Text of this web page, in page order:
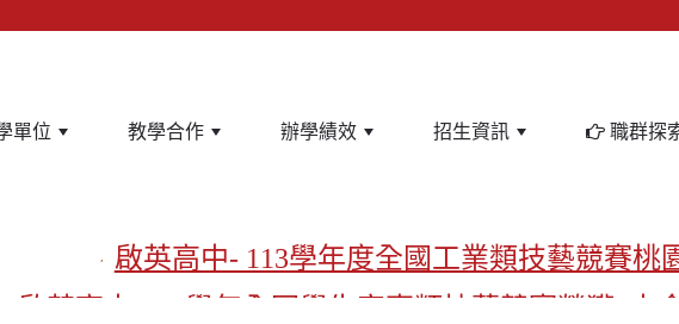
單位 教學合作 辦學績效 招生資訊 職群探
啟英高中- 113學年度全國工業類技藝競賽桃
啟英高中-113學年全國學生家事類技藝競賽榮獲1支